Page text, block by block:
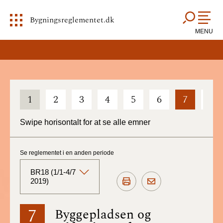
Bygningsreglementet.dk
MENU
1 2 3 4 5 6 7
Swipe horisontalt for at se alle emner
7 Byggepladsen og
Se reglementet i en anden periode
BR18 (1/1-4/7
2019)
BR18 (Aktuelt)